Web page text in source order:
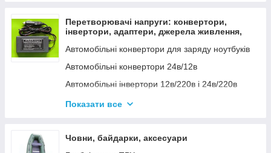
Перетворювачі напруги: конвертори,
інвертори, адаптери, джерела живлення,
Автомобільні конвертори для заряду ноутбуків
Автомобільні конвертори 24в/12в
Автомобільні інвертори 12в/220в і 24в/220в
Вольтметры
Показати все
Човни, байдарки, аксесуари